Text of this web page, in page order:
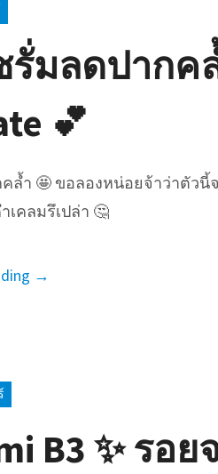
รั่มลดปากค
💕
คล้ำ 🤩 ขอลองหน่อยจ้าว่าตัว
คลมรึเปล่า 🤔
→
B3 ✨ รอย